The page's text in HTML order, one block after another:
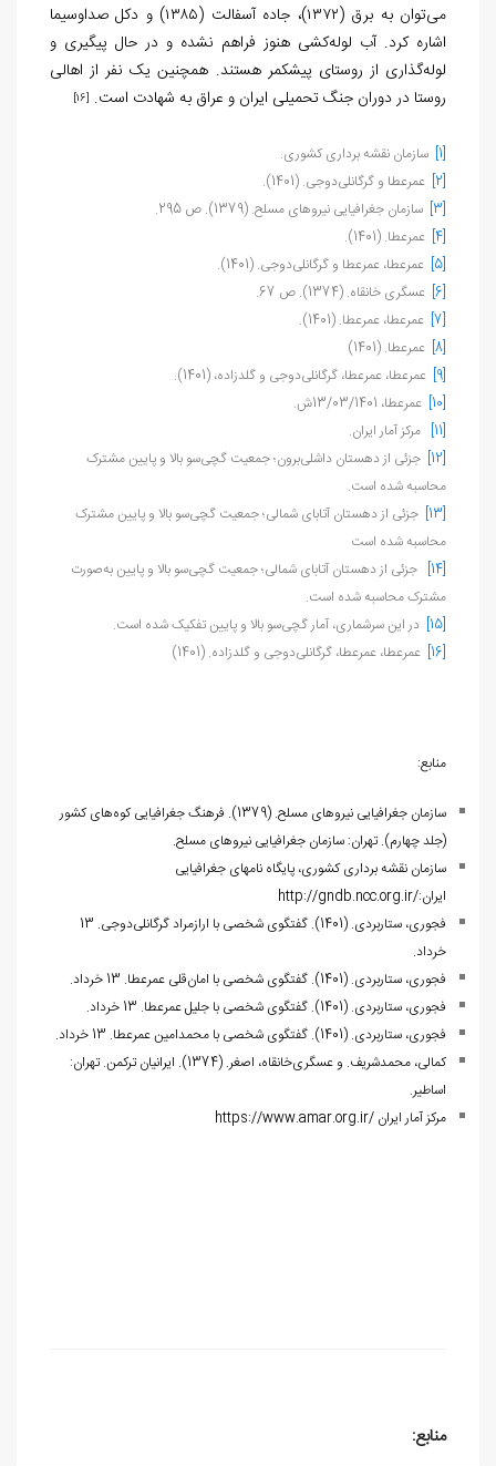
می‌توان به برق (۱۳۷۲)، جاده آسفالت (۱۳۸۵) و دکل صداوسیما
اشاره کرد. آب لوله‌کشی هنوز فراهم نشده و در حال پیگیری و
لوله‌گذاری از روستای پیشکمر هستند. همچنین یک نفر از اهالی
روستا در دوران جنگ تحمیلی ایران و عراق به شهادت است. [16]
[1] سازمان نقشه برداری کشوری.
[2] عمرعطا و گرگانلی‌دوجی. (1401).
[3] سازمان جغرافیایی نیروهای مسلح. (1379). ص 295.
[4] عمرعطا. (1401).
[5] عمرعطا، عمرعطا و گرگانلی‌دوجی. (1401).
[6] عسگری خانقاه. (1374). ص 67.
[7] عمرعطا، عمرعطا. (1401).
[8] عمرعطا. (1401)
[9] عمرعطا، عمرعطا، گرگانلی‌دوجی و گلد‌زاده، (1401).
[10] عمرعطا، 13/03/1401ش.
[11] مرکز آمار ایران.
[12] جزئی از دهستان داشلی‌برون؛ جمعیت گچی‌سو بالا و پایین مشترک
محاسبه شده است.
[13] جزئی از دهستان آتابای شمالی؛ جمعیت گچی‌سو بالا و پایین مشترک
محاسبه شده است
[14] جزئی از دهستان آتابای شمالی؛ جمعیت گچی‌سو بالا و پایین به‌صورت
مشترک محاسبه شده است.
[15] در این سرشماری، آمار گچی‌سو بالا و پایین تفکیک شده است.
[16] عمرعطا، عمرعطا، گرگانلی‌دوجی و گلد‌زاده. (1401)
منابع:
سازمان جغرافیایی نیروهای مسلح. (1379). فرهنگ جغرافیایی کوه‌های کشور
(جلد چهارم). تهران: سازمان جغرافیایی نیروهای مسلح.
سازمان نقشه برداری کشوری، پایگاه نام‏های جغرافیایی
ایران:http://gndb.ncc.org.ir/
فجوری، ستاربردی. (1401). گفتگوی شخصی با ارازمراد گرگانلی‌دوجی. 13
خرداد.
فجوری، ستاربردی. (1401). گفتگوی شخصی با امان‌قلی عمرعطا. 13 خرداد.
فجوری، ستاربردی. (1401). گفتگوی شخصی با جلیل عمرعطا. 13 خرداد.
فجوری، ستاربردی. (1401). گفتگوی شخصی با محمدامین عمرعطا. 13 خرداد.
کمالی، محمدشریف. و عسگری‌خانقاه، اصغر. (1374). ایرانیان ترکمن. تهران:
اساطیر.
مرکز آمار ایران https://www.amar.org.ir/
منابع: